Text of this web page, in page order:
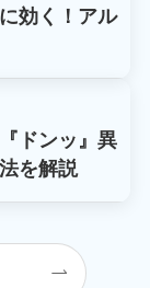
効く！アル
ドンッ』異
を解説